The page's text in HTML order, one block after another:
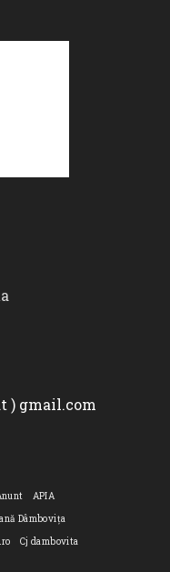
) gmail.com
APIA
Dâmbovița
Cj dambovita